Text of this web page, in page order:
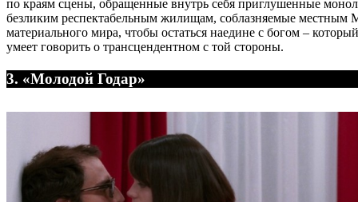
по краям сцены, обращенные внутрь себя приглушенные
безликим респектабельным жилищам, соблазняемые местным
материального мира, чтобы остаться наедине с богом –
умеет говорить о трансцендентном с той стороны.
3. «Молодой Годар»